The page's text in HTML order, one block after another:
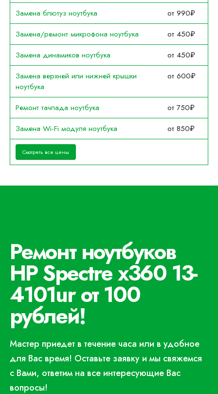
Замена блютуз ноутбука
от 990₽
Замена/ремонт микрофона ноутбука
от 450₽
Замена динамиков ноутбука
от 450₽
Замена верхней или нижней крышки
ноутбука
от 600₽
Ремонт тачпада ноутбука
от 750₽
Замена Wi-Fi модуля ноутбука
от 850₽
Смотреть все цены
Ремонт ноутбуков
HP Spectre x360 13-
4101ur от 100
рублей!
Мастер приедет в течение часа или в удобное
для Вас время! Оставьте заявку и мы свяжемся
с Вами, ответим на все интересующие Вас
вопросы!